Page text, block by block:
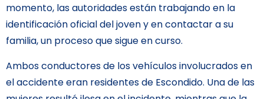
momento, las autoridades están trabajando en la
identificación oficial del joven y en contactar a su
familia, un proceso que sigue en curso.
Ambos conductores de los vehículos involucrados en
el accidente eran residentes de Escondido. Una de las